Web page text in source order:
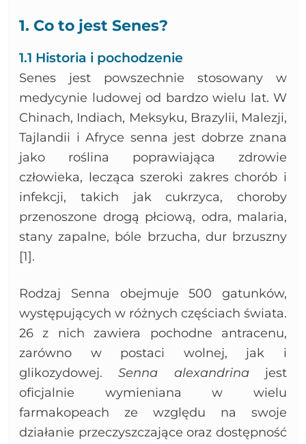
1. Co to jest Senes?
1.1 Historia i pochodzenie
Senes jest powszechnie stosowany w
medycynie ludowej od bardzo wielu lat. W
Chinach, Indiach, Meksyku, Brazylii, Malezji,
Tajlandii i Afryce senna jest dobrze znana
jako roślina poprawiająca zdrowie
człowieka, lecząca szeroki zakres chorób i
infekcji, takich jak cukrzyca, choroby
przenoszone drogą płciową, odra, malaria,
stany zapalne, bóle brzucha, dur brzuszny
[1].
Rodzaj Senna obejmuje 500 gatunków,
występujących w różnych częściach świata.
26 z nich zawiera pochodne antracenu,
zarówno w postaci wolnej, jak i
glikozydowej.Senna alexandrinajest
oficjalnie wymieniana w wielu
farmakopeach ze względu na swoje
działanie przeczyszczające oraz dostępność